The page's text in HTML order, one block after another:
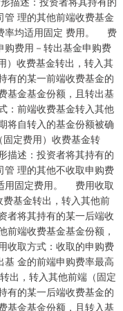
理的其他前端收费基金
率均适用固定 费用。 费
购费用－转出基金申购费
收费基金转出，转入其
的某一前端收费基金的
基金基金份额，且转出基
前端收费基金转入其他
将自转入的基金份额被确
定费用）收费基金转
述：投资者将其持有的
管 理的其他不收取申购费
用固定费用。 费用收取
基金转出，转入其他前
将其持有的某一后端收
前端收费基金基金份额，
取方式：收取的申购费
金的前端申购费率最高
，转入其他前端（固定
的某一后端收费基金的
基金基金份额，且转入基